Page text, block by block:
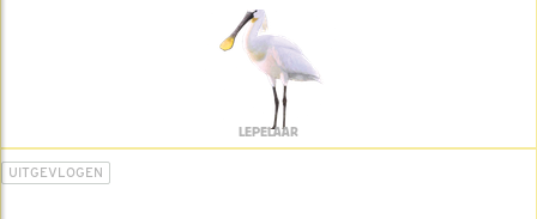
LEPELAAR
UITGEVLOGEN